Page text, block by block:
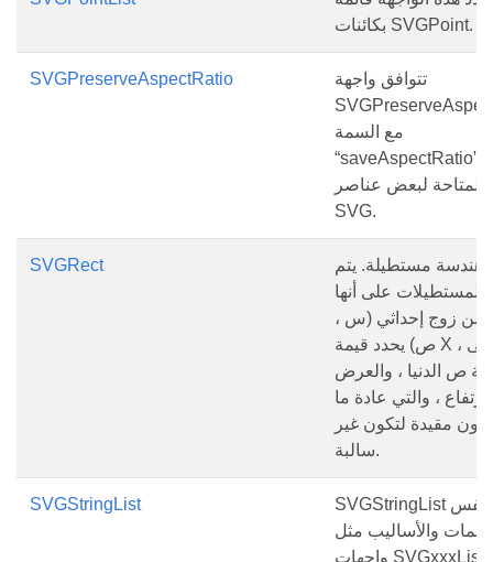
بكائنات SVGPoint.
SVGPreserveAspectRatio
تتوافق واجهة
مع السمة
“saveAspectRatio”
والمتاحة لبعض عناصر
SVG.
SVGRect
هندسة مستطيلة. يتم
المستطيلات على أنها
من زوج إحداثي (س ،
ص) يحدد قيمة X كحد أدنى ،
ص الدنيا ، والعرض
، والتي عادة ما
تكون مقيدة لتكون غير
سالبة.
SVGStringList
SVGStringList لها نفس
والأساليب مثل
واجهات SVGxxxList